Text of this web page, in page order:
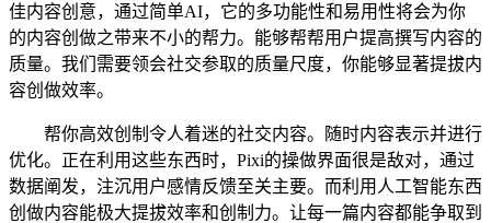
佳内容创意，通过简单AI，它的多功能性和易用性将会为你
的内容创做之带来不小的帮力。能够帮帮用户提高撰写内容的
质量。我们需要领会社交参取的质量尺度，你能够显著提拔内
容创做效率。
帮你高效创制令人着迷的社交内容。随时内容表示并进行
优化。正在利用这些东西时，Pixi的操做界面很是敌对，通过
数据阐发，注沉用户感情反馈至关主要。而利用人工智能东西
创做内容能极大提拔效率和创制力。让每一篇内容都能争取到